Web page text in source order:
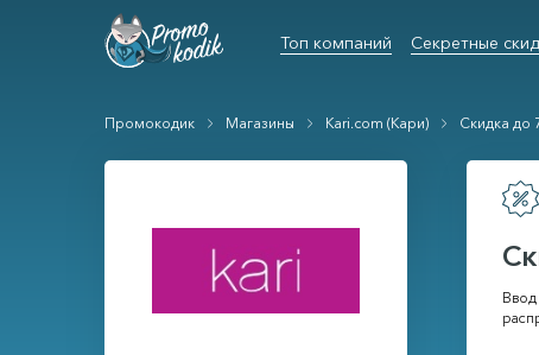
Топ компаний Секретные
Промокодик Магазины Kari.com (Кари) Скидка до
Ввод